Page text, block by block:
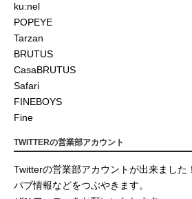
ku:nel
POPEYE
Tarzan
BRUTUS
CasaBRUTUS
Safari
FINEBOYS
Fine
TWITTERの営業部アカウント
Twitterの営業部アカウントが出来ました
パブ情報などをつぶやきます。